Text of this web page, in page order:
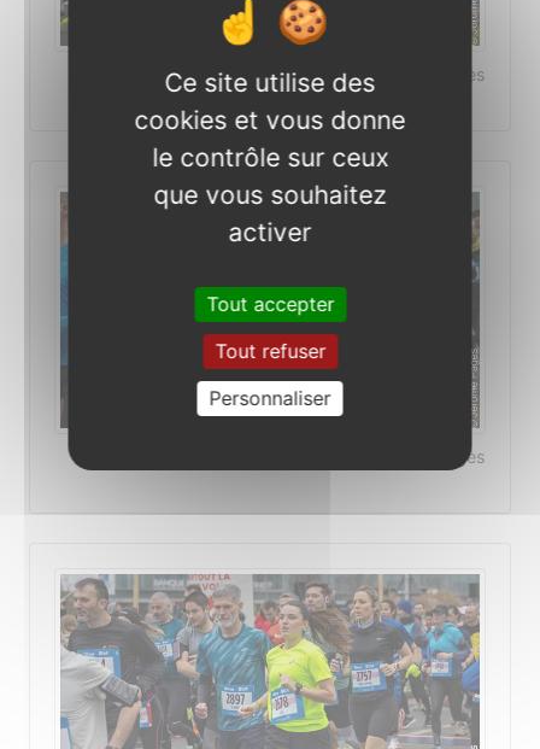
©Photo Jérôme Pagès
©Photo Jérôme Pagès
Ce site utilise des
cookies et vous donne
le contrôle sur ceux
que vous souhaitez
activer
Tout accepter
Tout refuser
Personnaliser